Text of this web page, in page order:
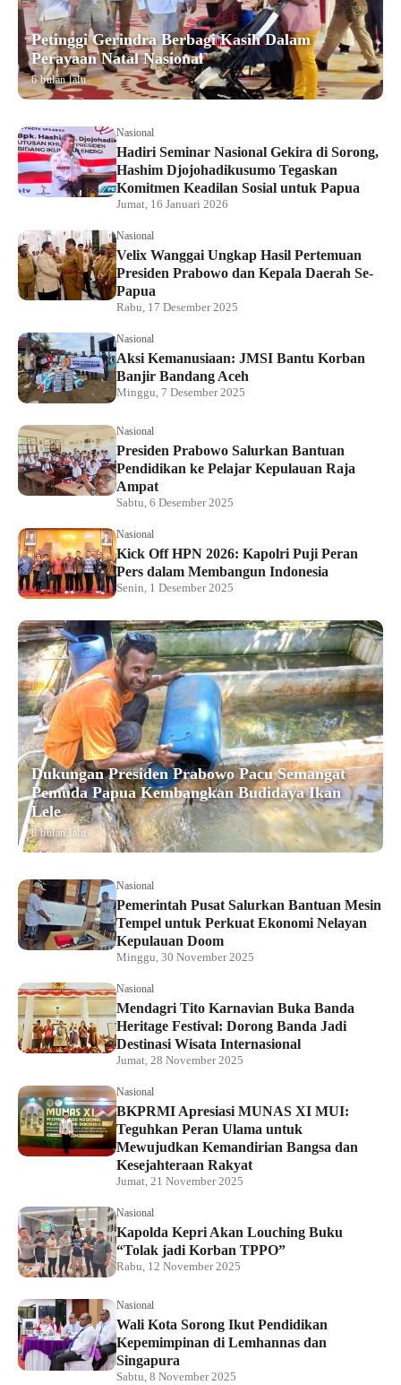
Petinggi Gerindra Berbagi Kasih Dalam
Perayaan Natal Nasional
6 bulan lalu
Nasional
Hadiri Seminar Nasional Gekira di Sorong,
Hashim Djojohadikusumo Tegaskan
Komitmen Keadilan Sosial untuk Papua
Jumat, 16 Januari 2026
Nasional
Velix Wanggai Ungkap Hasil Pertemuan
Presiden Prabowo dan Kepala Daerah Se-
Papua
Rabu, 17 Desember 2025
Nasional
Aksi Kemanusiaan: JMSI Bantu Korban
Banjir Bandang Aceh
Minggu, 7 Desember 2025
Nasional
Presiden Prabowo Salurkan Bantuan
Pendidikan ke Pelajar Kepulauan Raja
Ampat
Sabtu, 6 Desember 2025
Nasional
Kick Off HPN 2026: Kapolri Puji Peran
Pers dalam Membangun Indonesia
Senin, 1 Desember 2025
Dukungan Presiden Prabowo Pacu Semangat
Pemuda Papua Kembangkan Budidaya Ikan
Lele
8 bulan lalu
Nasional
Pemerintah Pusat Salurkan Bantuan Mesin
Tempel untuk Perkuat Ekonomi Nelayan
Kepulauan Doom
Minggu, 30 November 2025
Nasional
Mendagri Tito Karnavian Buka Banda
Heritage Festival: Dorong Banda Jadi
Destinasi Wisata Internasional
Jumat, 28 November 2025
Nasional
BKPRMI Apresiasi MUNAS XI MUI:
Teguhkan Peran Ulama untuk
Mewujudkan Kemandirian Bangsa dan
Kesejahteraan Rakyat
Jumat, 21 November 2025
Nasional
Kapolda Kepri Akan Louching Buku
“Tolak jadi Korban TPPO”
Rabu, 12 November 2025
Nasional
Wali Kota Sorong Ikut Pendidikan
Kepemimpinan di Lemhannas dan
Singapura
Sabtu, 8 November 2025